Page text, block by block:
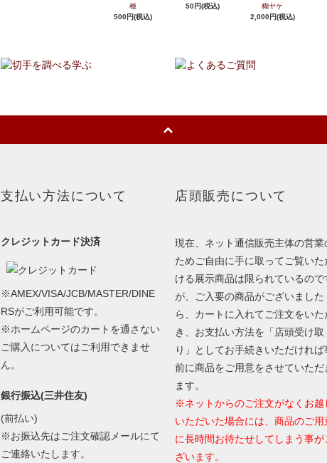
種
500円(税込)
50円(税込)
糊ヤケ
2,000円(税込)
支払い方法について
クレジットカード決済
※AMEX/VISA/JCB/MASTER/DINE
RSがご利用可能です。
※ホームページのカートを通さない
ご購入についてはご利用できませ
ん。
銀行振込(三井住友)
(前払い)
※お振込先はご注文確認メールにて
ご連絡いたします。
店頭販売について
現在、ネット通信販売主体の営業
ためご自由に手に取ってご覧いた
ける展示商品は限られているので
が、ご入要の商品がございました
ら、カートに入れてご注文をいた
き、お支払い方法を「店頭受け取
り」としてお手続きいただければ
前に商品をご用意をさせていただ
ます。
※ネットからのご注文がなくお越
いただいた場合には、商品のご用
に長時間お待たせしてしまう事が
ざいます。